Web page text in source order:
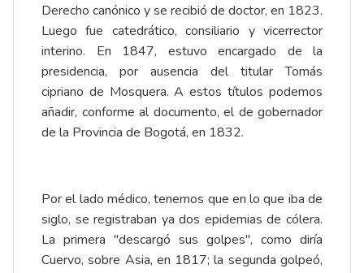
Derecho canónico y se recibió de doctor, en 1823.
Luego fue catedrático, consiliario y vicerrector
interino. En 1847, estuvo encargado de la
presidencia, por ausencia del titular Tomás
cipriano de Mosquera. A estos títulos podemos
añadir, conforme al documento, el de gobernador
de la Provincia de Bogotá, en 1832.
Por el lado médico, tenemos que en lo que iba de
siglo, se registraban ya dos epidemias de cólera.
La primera "descargó sus golpes", como diría
Cuervo, sobre Asia, en 1817; la segunda golpeó,